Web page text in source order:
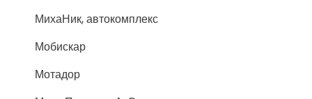
МихаНик, автокомплекс
Мобискар
Мотадор